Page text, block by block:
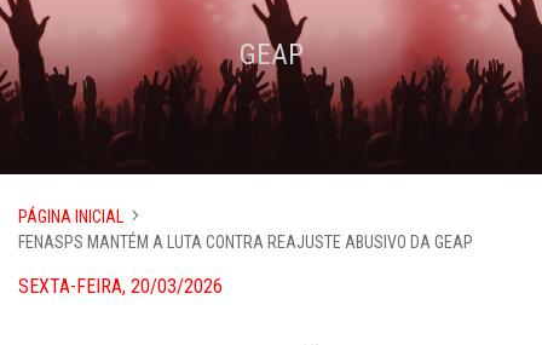
GEAP
PÁGINA INICIAL
FENASPS MANTÉM A LUTA CONTRA REAJUSTE ABUSIVO DA GEAP
SEXTA-FEIRA, 20/03/2026